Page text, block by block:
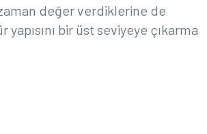
değer verdiklerine de
bir üst seviyeye çıkarma